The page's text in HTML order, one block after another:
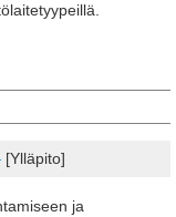
[Ylläpito]
ja